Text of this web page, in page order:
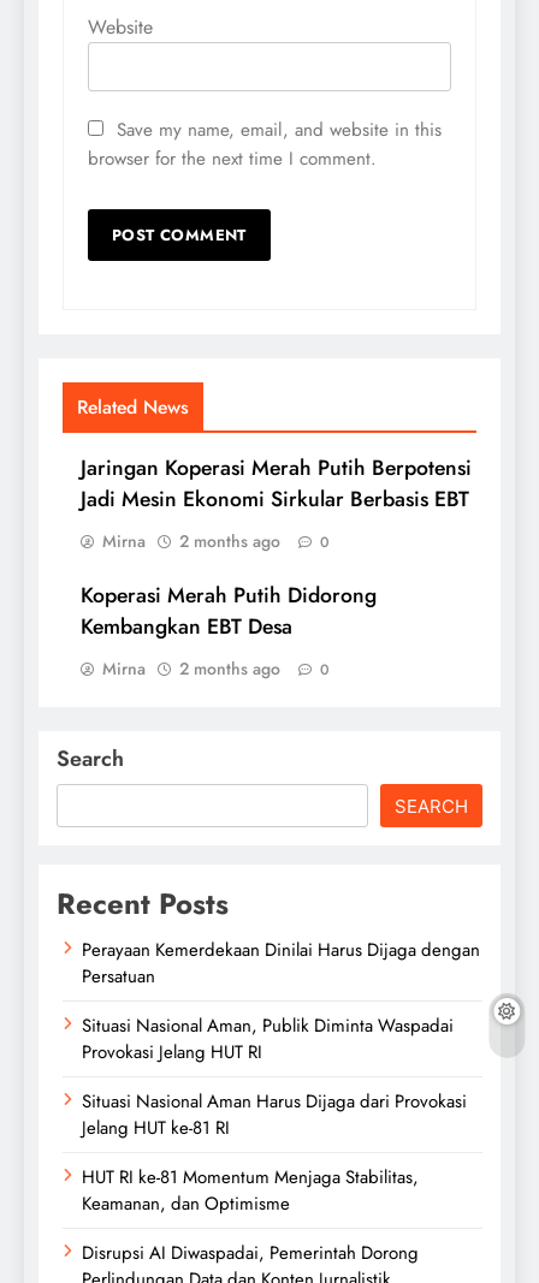
Website
Save my name, email, and website in this
browser for the next time I comment.
Related News
Jaringan Koperasi Merah Putih Berpotensi
Jadi Mesin Ekonomi Sirkular Berbasis EBT
Mirna 2 months ago 0
Koperasi Merah Putih Didorong
Kembangkan EBT Desa
Mirna 2 months ago 0
Search
SEARCH
Recent Posts
Perayaan Kemerdekaan Dinilai Harus Dijaga dengan
Persatuan
Situasi Nasional Aman, Publik Diminta Waspadai
Provokasi Jelang HUT RI
Situasi Nasional Aman Harus Dijaga dari Provokasi
Jelang HUT ke-81 RI
HUT RI ke-81 Momentum Menjaga Stabilitas,
Keamanan, dan Optimisme
Disrupsi AI Diwaspadai, Pemerintah Dorong